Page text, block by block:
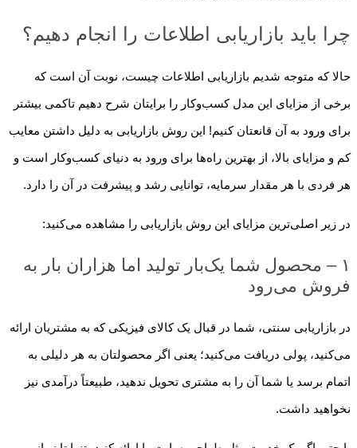
چرا باید بازاریابی اطلاعات را انجام دهیم؟
حالا که متوجه شدیم بازاریابی اطلاعات چیست، نوبت آن است که
برخی از مزایای این مدل کسب‌وکار را برایتان شرح دهیم تاکمی بیشتر
برای ورود به آن قانعتان کنیم! این روش بازاریابی به دلیل داشتن معایب
کم و مزایای بالا، از بهترین راه‌ها برای ورود به دنیای کسب‌وکار است و
هر فردی با هر مقدار سرمایه، توانایی رشد و پیشرفت در آن را دارد.
در زیر اصلی‌ترین مزایای این روش بازاریابی را مشاهده می‌کنید:
۱ – محصول شما یک‌بار تولید اما هزاران بار به
فروش می‌رود
در بازاریابی سنتی، شما در قبال یک کالای فیزیکی که به مشتریان ارائه
می‌کنید، پولی دریافت می‌کنید؛ یعنی اگر محصولتان به هر دلیلی به
اتمام برسد یا شما آن را به مشتری تحویل ندهید، طبیعتاً درآمدی نیز
نخواهید داشت.